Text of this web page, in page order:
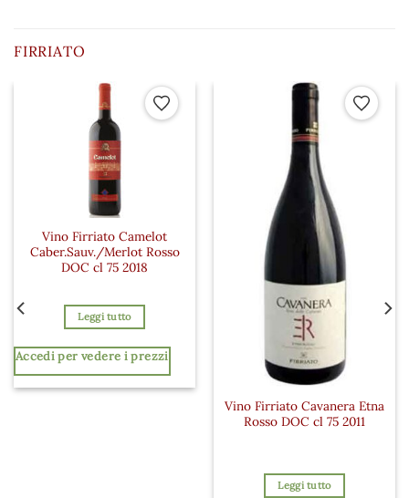
FIRRIATO
Aggiungi ai preferiti
Vino Firriato Camelot
Caber.Sauv./Merlot Rosso
DOC cl 75 2018
Leggi tutto
Accedi per vedere i prezzi
Vino Firriato Cavanera Etna
Rosso DOC cl 75 2011
Leggi tutto